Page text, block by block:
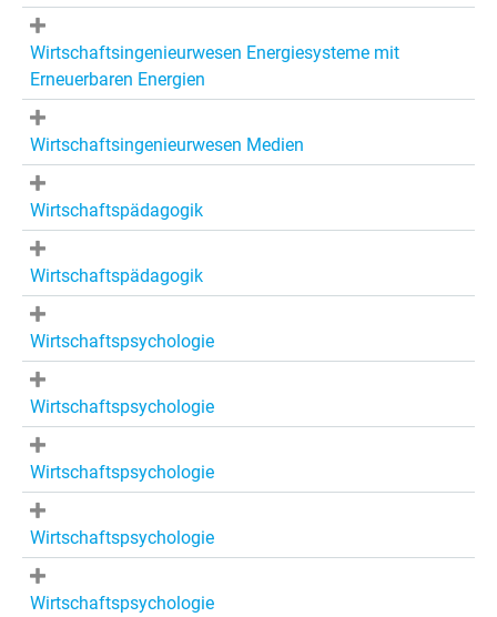
Wirtschaftsingenieurwesen Energiesysteme mit
Erneuerbaren Energien
Wirtschaftsingenieurwesen Medien
Wirtschaftspädagogik
Wirtschaftspädagogik
Wirtschaftspsychologie
Wirtschaftspsychologie
Wirtschaftspsychologie
Wirtschaftspsychologie
Wirtschaftspsychologie